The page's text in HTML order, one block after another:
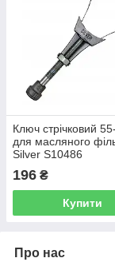
Ключ стрічковий
для масляного
Silver S10486
196 ₴
Купити
Про нас